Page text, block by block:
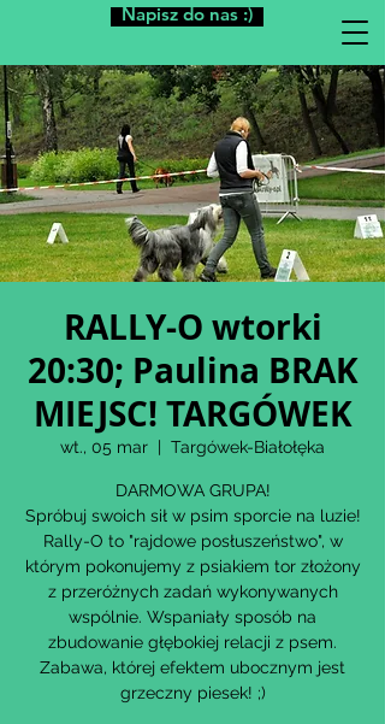
Napisz do nas :)
RALLY-O wtorki
20:30; Paulina BRAK
MIEJSC! TARGÓWEK
wt., 05 mar
  |
Targówek-Białołęka
DARMOWA GRUPA!
Spróbuj swoich sił w psim sporcie na luzie!
Rally-O to "rajdowe posłuszeństwo", w
którym pokonujemy z psiakiem tor złożony
z przeróżnych zadań wykonywanych
wspólnie. Wspaniały sposób na
zbudowanie głębokiej relacji z psem.
Zabawa, której efektem ubocznym jest